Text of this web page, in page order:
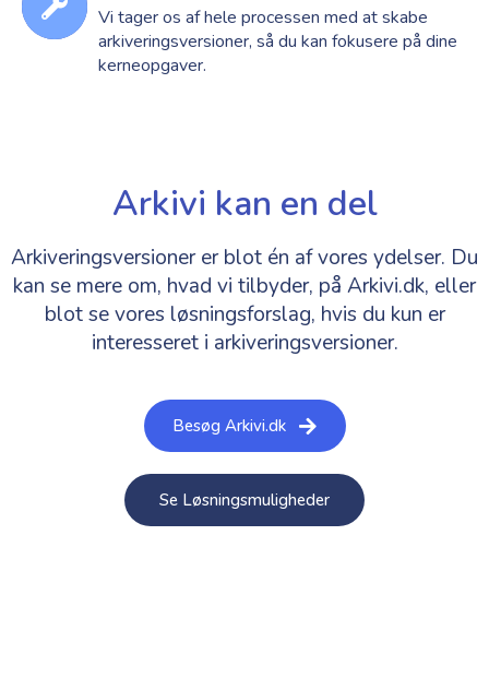
Vi tager os af hele processen med at skabe
arkiveringsversioner, så du kan fokusere på dine
kerneopgaver.
Arkivi kan en del
Arkiveringsversioner er blot én af vores ydelser. Du
kan se mere om, hvad vi tilbyder, på Arkivi.dk, eller
blot se vores løsningsforslag, hvis du kun er
interesseret i arkiveringsversioner.
Besøg Arkivi.dk
Se Løsningsmuligheder